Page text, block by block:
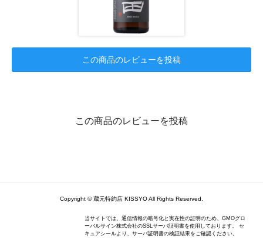
この商品のレビューを投稿
この商品のレビューを投稿
Copyright © 蔵元特約店 KISSYO All Rights Reserved.
当サイトでは、通信情報の暗号化と実在性の証明のため、GMOグロ
ーバルサイン株式会社のSSLサーバ証明書を使用しております。 セ
キュアシールより、サーバ証明書の検証結果をご確認ください。